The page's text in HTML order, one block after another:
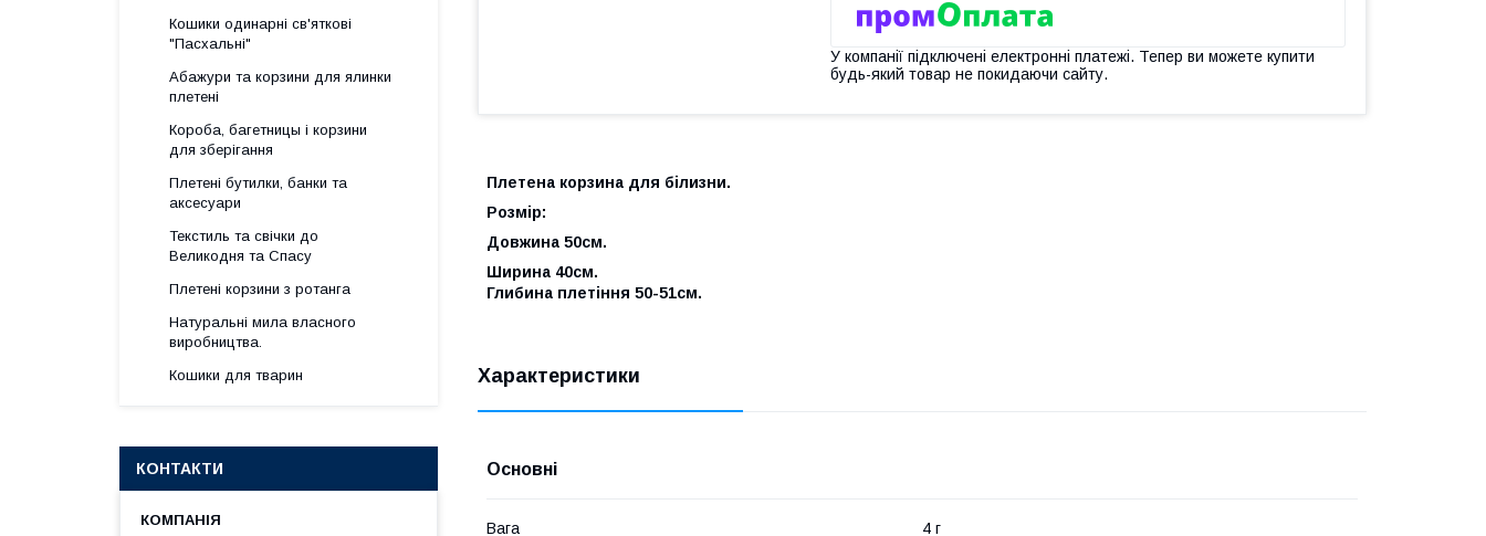
У компанії підключені електронні платежі. Тепер ви можете купити
будь-який товар не покидаючи сайту.
Плетена корзина для білизни.
Розмір:
Довжина 50см.
Ширина 40см.
Глибина плетіння 50-51см.
Характеристики
Основні
Вага 4 г
Кошики одинарні св'яткові
"Пасхальні"
Абажури та корзини для ялинки
плетені
Короба, багетницы і корзини
для зберігання
Плетені бутилки, банки та
аксесуари
Текстиль та свічки до
Великодня та Спасу
Плетені корзини з ротанга
Натуральні мила власного
виробництва.
Кошики для тварин
КОНТАКТИ